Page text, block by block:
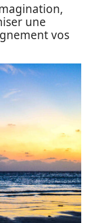
une
vos